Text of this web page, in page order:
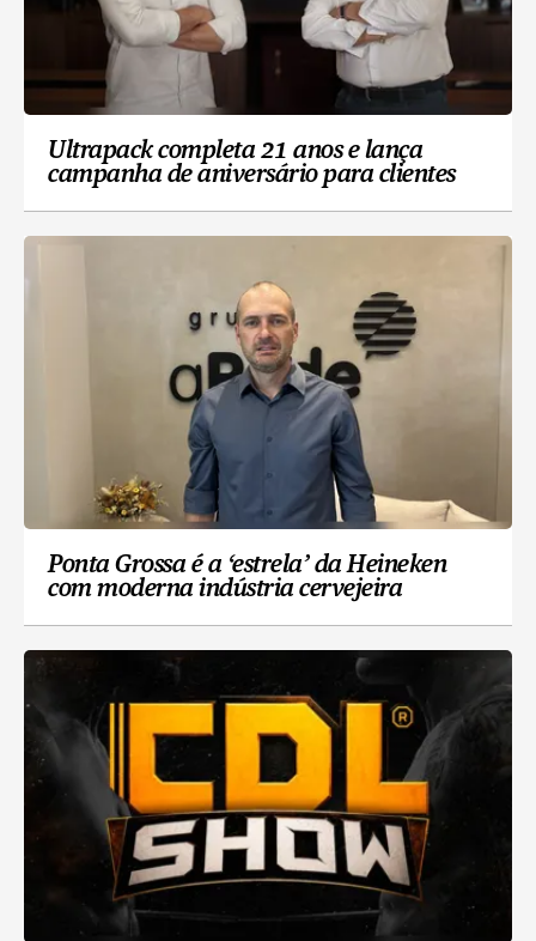
Ultrapack completa 21 anos e lança
campanha de aniversário para clientes
Ponta Grossa é a ‘estrela’ da Heineken
com moderna indústria cervejeira